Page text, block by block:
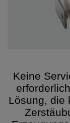
Keine
Lösung, die